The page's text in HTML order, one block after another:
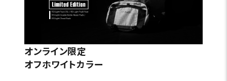
オンライン限定
オフホワイトカラー